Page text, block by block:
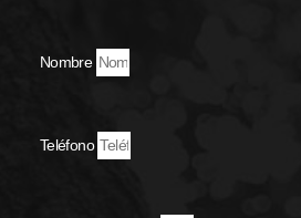
Nombre
Teléfono